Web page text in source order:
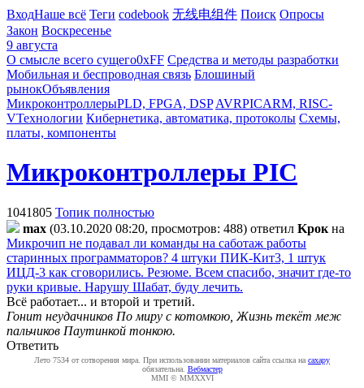
ВходНаше всё Теги codebook 无线电组件 Поиск Опросы
Закон Воскресенье
9 августа
О смысле всего сущего0xFF Средства и методы разработки
Мобильная и беспроводная связь Блошиный
рынокОбъявления
МикроконтроллерыPLD, FPGA, DSP AVRPICARM, RISC-
VТехнологии Кибернетика, автоматика, протоколы Схемы,
платы, компоненты
Микроконтроллеры PIC
1041805 Топик полностью
max (03.10.2020 08:20, просмотров: 488) ответил Kpoк на
Микрочип не подавал ли команды на саботаж работы
старинных программаторов? 4 штуки ПИК-Кит3, 1 штук
ИЦД-3 как сговорились. Резюме. Всем спасибо, значит где-то
руки кривые. Нарушу Шабат, буду лечить.
Всё работает... и второй и третий.
Гонит неудачников По миру с котомкою, Жизнь текёт меж
пальчиков Паутинкой тонкою.
Ответить
Лето 7534 от сотворения мира. При использовании материалов сайта ссылка на caxapу
обязательна. Вебмастер
MMI © MMXXVI